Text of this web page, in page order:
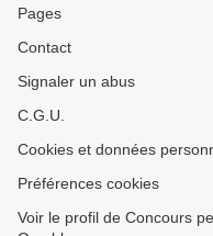
Pages
Contact
Signaler un abus
C.G.U.
Cookies et données
Préférences cookies
Voir le profil de Concours